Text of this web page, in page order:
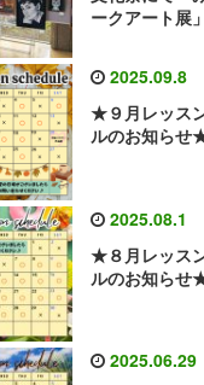
ークアート展
2025.09.8
★９月レッス
ルのお知らせ
2025.08.1
★８月レッス
ルのお知らせ
2025.06.29